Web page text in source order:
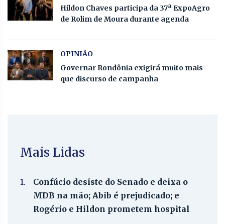
Hildon Chaves participa da 37ª ExpoAgro
de Rolim de Moura durante agenda
OPINIÃO
Governar Rondônia exigirá muito mais
que discurso de campanha
Mais Lidas
1.
Confúcio desiste do Senado e deixa o
MDB na mão; Abib é prejudicado; e
Rogério e Hildon prometem hospital